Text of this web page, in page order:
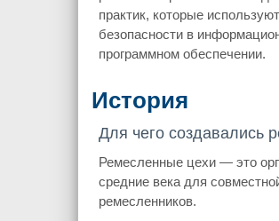
практик, которые
безопасности в
программном обеспечении.
История
Для чего создавались
Ремесленные цехи — это
средние века для
ремесленников.